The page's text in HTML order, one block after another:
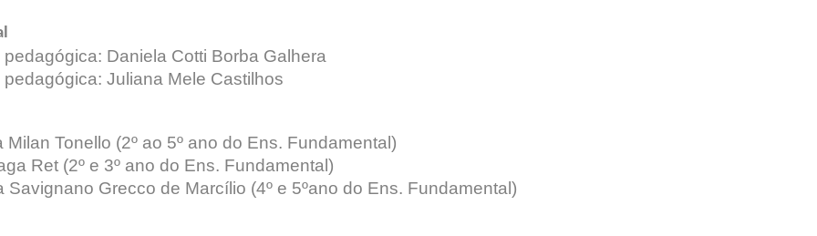
Daniela Cotti Borba Galhera
Juliana Mele Castilhos
Tonello (2º ao 5º ano do Ens. Fundamental)
Ret (2º e 3º ano do Ens. Fundamental)
Grecco de Marcílio (4º e 5ºano do Ens. Fundamental)